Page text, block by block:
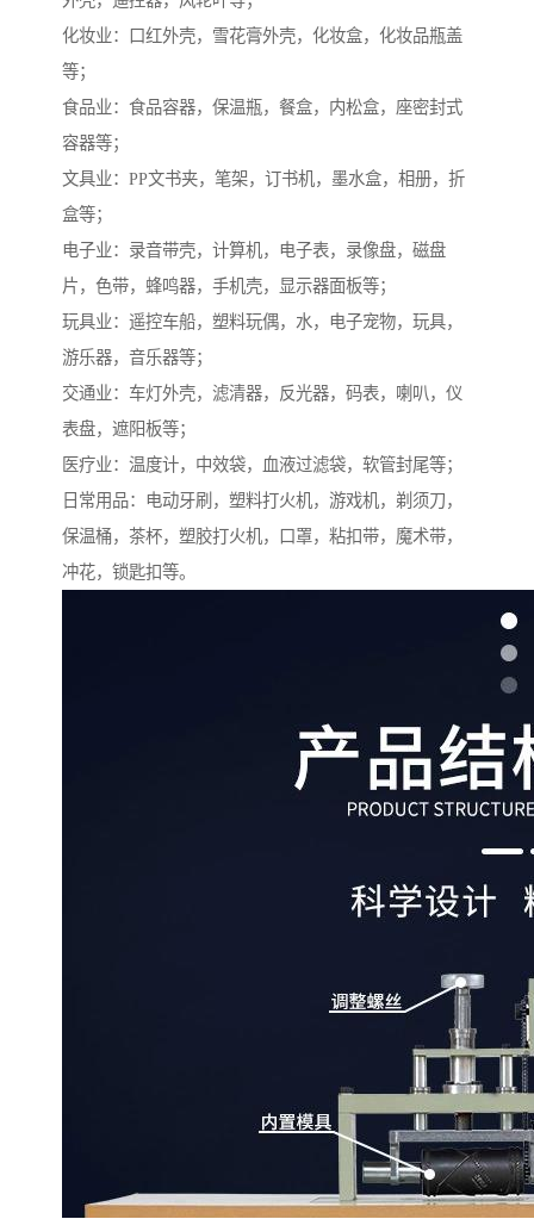
化妆业：口红外壳，雪花膏外壳，化妆盒，化妆品瓶盖
等；
食品业：食品容器，保温瓶，餐盒，内松盒，座密封式
容器等；
文具业：PP文书夹，笔架，订书机，墨水盒，相册，折
盒等；
电子业：录音带壳，计算机，电子表，录像盘，磁盘
片，色带，蜂鸣器，手机壳，显示器面板等；
玩具业：遥控车船，塑料玩偶，水，电子宠物，玩具，
游乐器，音乐器等；
交通业：车灯外壳，滤清器，反光器，码表，喇叭，仪
表盘，遮阳板等；
医疗业：温度计，中效袋，血液过滤袋，软管封尾等；
日常用品：电动牙刷，塑料打火机，游戏机，剃须刀，
保温桶，茶杯，塑胶打火机，口罩，粘扣带，魔术带，
冲花，锁匙扣等。